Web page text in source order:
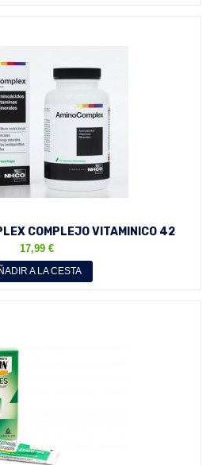
COMPLEJO VITAMINICO 42
CÁPSULAS
17,99 €
A LA CESTA